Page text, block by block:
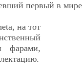
первый в
на тот
фарами,